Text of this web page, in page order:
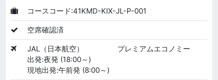
コースコード:41KMD-KIX-JL-P-001
空席確認済
JAL（日本航空）
プレミアムエコノミー
出発:夜発 (18:00～)
現地出発:午前発 (8:00～)